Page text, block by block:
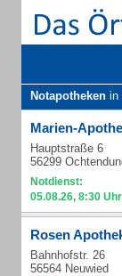
Notapotheken in
Marien-
Hauptstraße 6
56299
Notdienst:
05.08.26, 8:30
Rosen
Bahnhofstr. 26
56564 Neuwied